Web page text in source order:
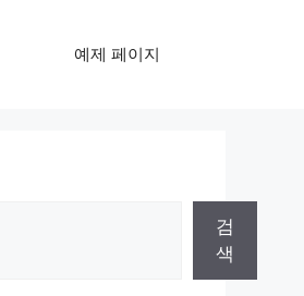
예제 페이지
검
색